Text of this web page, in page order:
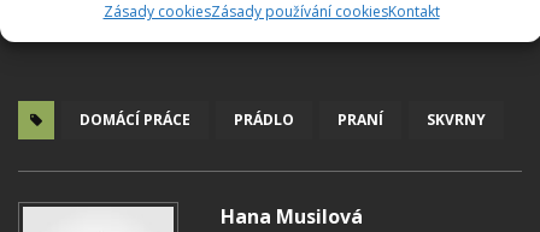
Zásady cookiesZásady používání cookiesKontakt
DOMÁCÍ PRÁCE PRÁDLO PRANÍ SKVRNY
Hana Musilová